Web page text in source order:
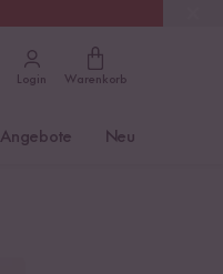
Login Warenkorb
Angebote Neu